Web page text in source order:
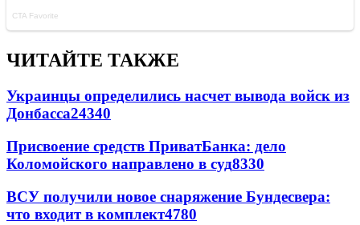
ЧИТАЙТЕ ТАКЖЕ
Украинцы определились насчет вывода войск из
Донбасса24340
Присвоение средств ПриватБанка: дело
Коломойского направлено в суд8330
ВСУ получили новое снаряжение Бундесвера:
что входит в комплект4780